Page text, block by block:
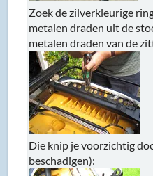
Zoek de zilverkleurige
metalen draden uit de
metalen draden van de
Die knip je voorzichtig
beschadigen):